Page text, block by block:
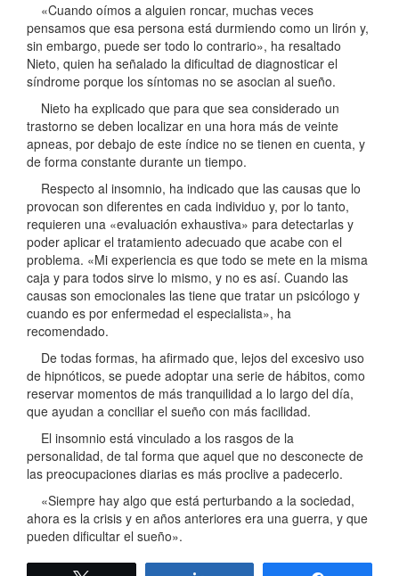
«Cuando oímos a alguien roncar, muchas veces
pensamos que esa persona está durmiendo como un lirón y,
sin embargo, puede ser todo lo contrario», ha resaltado
Nieto, quien ha señalado la dificultad de diagnosticar el
síndrome porque los síntomas no se asocian al sueño.
Nieto ha explicado que para que sea considerado un
trastorno se deben localizar en una hora más de veinte
apneas, por debajo de este índice no se tienen en cuenta, y
de forma constante durante un tiempo.
Respecto al insomnio, ha indicado que las causas que lo
provocan son diferentes en cada individuo y, por lo tanto,
requieren una «evaluación exhaustiva» para detectarlas y
poder aplicar el tratamiento adecuado que acabe con el
problema. «Mi experiencia es que todo se mete en la misma
caja y para todos sirve lo mismo, y no es así. Cuando las
causas son emocionales las tiene que tratar un psicólogo y
cuando es por enfermedad el especialista», ha
recomendado.
De todas formas, ha afirmado que, lejos del excesivo uso
de hipnóticos, se puede adoptar una serie de hábitos, como
reservar momentos de más tranquilidad a lo largo del día,
que ayudan a conciliar el sueño con más facilidad.
El insomnio está vinculado a los rasgos de la
personalidad, de tal forma que aquel que no desconecte de
las preocupaciones diarias es más proclive a padecerlo.
«Siempre hay algo que está perturbando a la sociedad,
ahora es la crisis y en años anteriores era una guerra, y que
pueden dificultar el sueño».